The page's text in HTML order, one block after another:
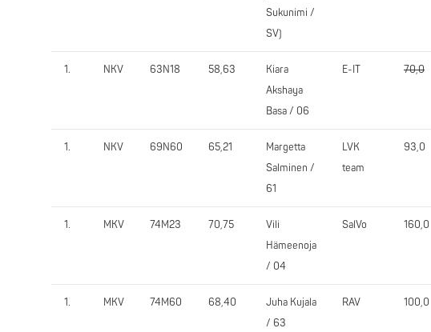
Sukunimi /
SV)
1. NKV 63N18 58,63
Kiara
Akshaya
Basa / 06
E-IT 70,0
1. NKV 69N60 65,21
Margetta
Salminen /
61
LVK
team
93,0
1. MKV 74M23 70,75
Vili
Hämeenoja
/ 04
SalVo 160,0
1. MKV 74M60 68,40
Juha Kujala
/ 63
RAV 100,0